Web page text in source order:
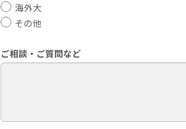
海外大
その他
ご相談・ご質問など